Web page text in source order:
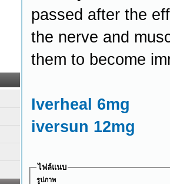
passed after the
the nerve and
them to become
Iverheal 6mg
iversun 12mg
ไฟล์แนบ
รูปภาพ